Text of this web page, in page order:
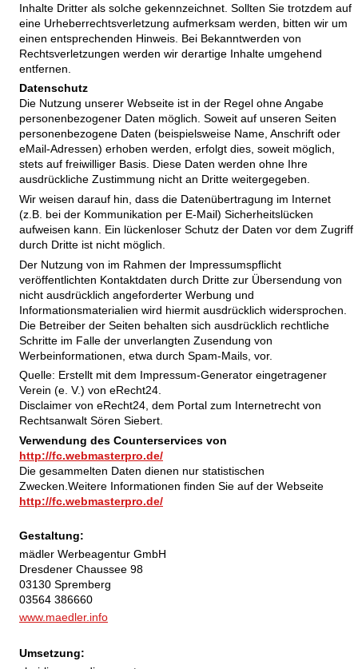
Inhalte Dritter als solche gekennzeichnet. Sollten Sie trotzdem auf
eine Urheberrechtsverletzung aufmerksam werden, bitten wir um
einen entsprechenden Hinweis. Bei Bekanntwerden von
Rechtsverletzungen werden wir derartige Inhalte umgehend
entfernen.
Datenschutz
Die Nutzung unserer Webseite ist in der Regel ohne Angabe
personenbezogener Daten möglich. Soweit auf unseren Seiten
personenbezogene Daten (beispielsweise Name, Anschrift oder
eMail-Adressen) erhoben werden, erfolgt dies, soweit möglich,
stets auf freiwilliger Basis. Diese Daten werden ohne Ihre
ausdrückliche Zustimmung nicht an Dritte weitergegeben.
Wir weisen darauf hin, dass die Datenübertragung im Internet
(z.B. bei der Kommunikation per E-Mail) Sicherheitslücken
aufweisen kann. Ein lückenloser Schutz der Daten vor dem Zugriff
durch Dritte ist nicht möglich.
Der Nutzung von im Rahmen der Impressumspflicht
veröffentlichten Kontaktdaten durch Dritte zur Übersendung von
nicht ausdrücklich angeforderter Werbung und
Informationsmaterialien wird hiermit ausdrücklich widersprochen.
Die Betreiber der Seiten behalten sich ausdrücklich rechtliche
Schritte im Falle der unverlangten Zusendung von
Werbeinformationen, etwa durch Spam-Mails, vor.
Quelle: Erstellt mit dem Impressum-Generator eingetragener
Verein (e. V.) von eRecht24.
Disclaimer von eRecht24, dem Portal zum Internetrecht von
Rechtsanwalt Sören Siebert.
Verwendung des Counterservices von
http://fc.webmasterpro.de/
Die gesammelten Daten dienen nur statistischen
Zwecken.Weitere Informationen finden Sie auf der Webseite
http://fc.webmasterpro.de/
Gestaltung:
mädler Werbeagentur GmbH
Dresdener Chaussee 98
03130 Spremberg
03564 386660
www.maedler.info
Umsetzung: